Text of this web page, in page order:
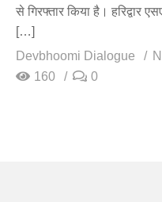
से गिरफ्तार किया है। हरिद्वार
[…]
Devbhoomi Dialogue
160
0